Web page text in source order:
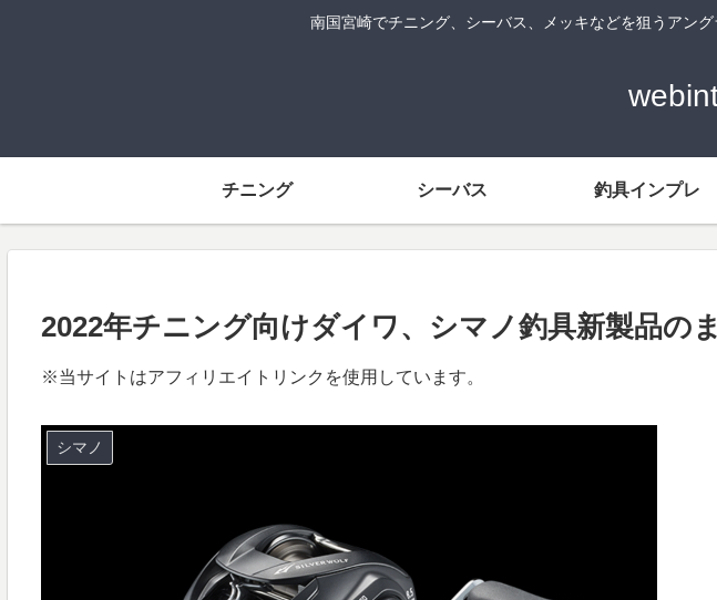
南国宮崎でチニング、シーバス、メッキなどを狙うアン
チニング シーバス 釣具インプレ
2022年チニング向けダイワ、シマノ釣具新製品の
※当サイトはアフィリエイトリンクを使用しています。
シマノ